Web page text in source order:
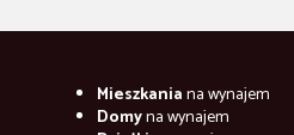
Mieszkaniana wynajem
Domyna wynajem